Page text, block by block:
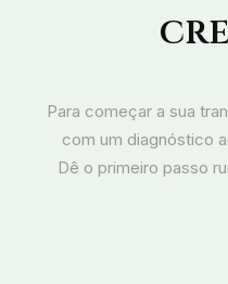
Para começar a sua
com um diagnóstico
Dê o primeiro passo